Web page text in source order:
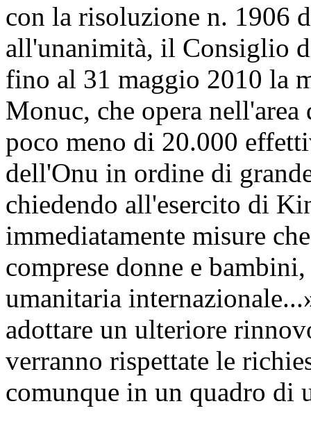
con la risoluzione n. 1906
all'unanimità, il Consiglio
fino al 31 maggio 2010 la
Monuc, che opera
poco meno di 20.000
dell'Onu in ordine di
chiedendo all'esercito di
immediatamente misure
comprese donne e
umanitaria
adottare un ulteriore
verranno rispettate le
comunque in un quadro di